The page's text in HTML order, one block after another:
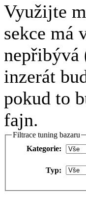
Využijte
sekce má
nepřibývá
inzerát
pokud to
fajn.
Filtrace tuning bazaru
Kategorie:
Typ: